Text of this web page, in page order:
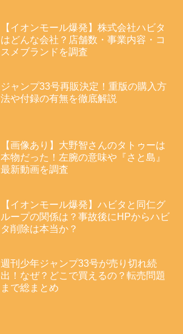
【イオンモール爆発】株式会社ハビタ
はどんな会社？店舗数・事業内容・コ
スメブランドを調査
ジャンプ33号再販決定！重版の購入方
法や付録の有無を徹底解説
【画像あり】大野智さんのタトゥーは
本物だった！左腕の意味や『さと島』
最新動画を調査
【イオンモール爆発】ハビタと同仁グ
ループの関係は？事故後にHPからハビ
タ削除は本当か？
週刊少年ジャンプ33号が売り切れ続
出！なぜ？どこで買えるの？転売問題
まで総まとめ